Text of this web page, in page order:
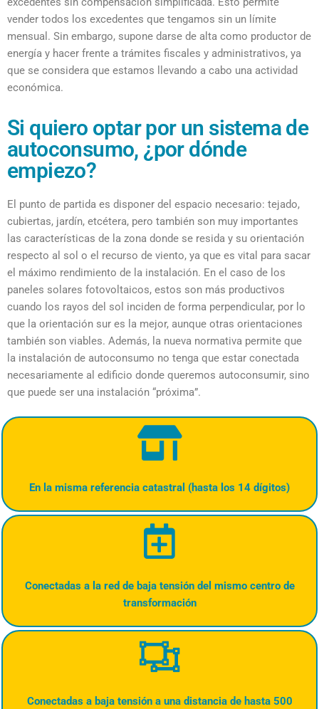
vender todos los excedentes que tengamos sin un límite
mensual. Sin embargo, supone darse de alta como productor de
energía y hacer frente a trámites fiscales y administrativos, ya
que se considera que estamos llevando a cabo una actividad
económica.
Si quiero optar por un sistema de
autoconsumo, ¿por dónde
empiezo?
El punto de partida es disponer del espacio necesario: tejado,
cubiertas, jardín, etcétera, pero también son muy importantes
las características de la zona donde se resida y su orientación
respecto al sol o el recurso de viento, ya que es vital para sacar
el máximo rendimiento de la instalación. En el caso de los
paneles solares fotovoltaicos, estos son más productivos
cuando los rayos del sol inciden de forma perpendicular, por lo
que la orientación sur es la mejor, aunque otras orientaciones
también son viables. Además, la nueva normativa permite que
la instalación de autoconsumo no tenga que estar conectada
necesariamente al edificio donde queremos autoconsumir, sino
que puede ser una instalación “próxima”.
En la misma referencia catastral (hasta los 14 dígitos)
Conectadas a la red de baja tensión del mismo centro de
transformación
Conectadas a baja tensión a una distancia de hasta 500